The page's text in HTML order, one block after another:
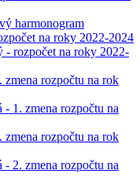
harmonogram
na roky 2022-2024
- rozpočet na roky 2022-
zmena rozpočtu na rok
- 1. zmena rozpočtu na
zmena rozpočtu na rok
- 2. zmena rozpočtu na